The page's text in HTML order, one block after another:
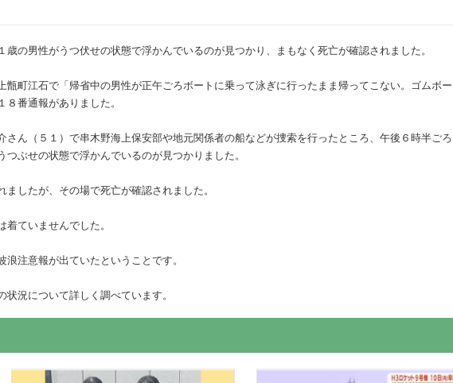
の男性がうつ伏せの状態で浮かんでいるのが見つかり、まもなく死亡が確認されました。
町江石で「帰省中の男性が正午ごろボートに乗って泳ぎに行ったまま帰ってこない。ゴムボ
番通報がありました。
ん（５１）で串木野海上保安部や地元関係者の船などが捜索を行ったところ、午後６時半ご
ぶせの状態で浮かんでいるのが見つかりました。
したが、その場で死亡が確認されました。
ていませんでした。
注意報が出ていたということです。
況について詳しく調べています。